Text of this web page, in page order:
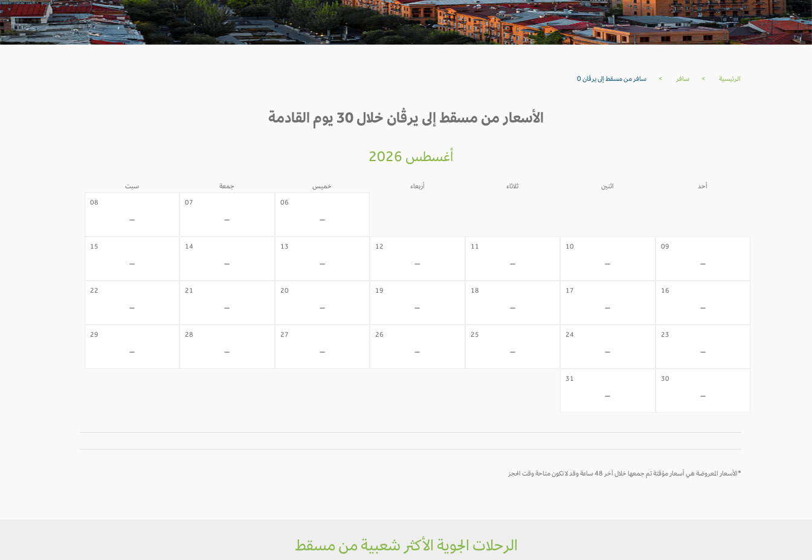
الرئيسية > سافر > سافر من مسقط إلى يرڤان 0
الأسعار من مسقط إلى يرڤان خلال 30 يوم القادمة
أغسطس 2026
أحد اثنين ثلاثاء أربعاء خميس جمعة سبت
06
-
07
-
08
-
09
-
10
-
11
-
12
-
13
-
14
-
15
-
16
-
17
-
18
-
19
-
20
-
21
-
22
-
23
-
24
-
25
-
26
-
27
-
28
-
29
-
30
-
31
-
*الأسعار المعروضة هي أسعار مؤقتة تم جمعها خلال آخر 48 ساعة وقد لا تكون متاحة وقت الحجز
الرحلات الجوية الأكثر شعبية من مسقط